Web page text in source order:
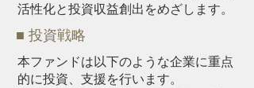
活性化と投資収益創出をめざします。
■ 投資戦略
本ファンドは以下のような企業に重点
的に投資、支援を行います。